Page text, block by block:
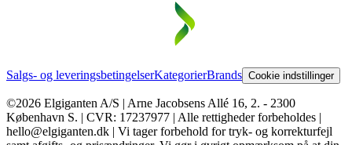
Salgs- og leveringsbetingelserKategorierBrands Cookie indstillinger
©2026 Elgiganten A/S | Arne Jacobsens Allé 16, 2. - 2300
København S. | CVR: 17237977 | Alle rettigheder forbeholdes |
hello@elgiganten.dk | Vi tager forbehold for tryk- og korrekturfejl